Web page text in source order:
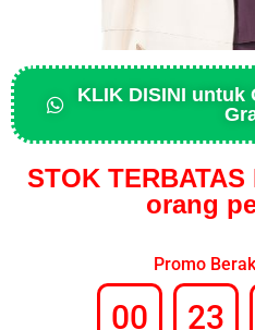
KLIK DISINI
STOK
orang
Promo
00 23